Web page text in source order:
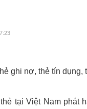
ghi nợ, thẻ tín dụng,
tại Việt Nam phát